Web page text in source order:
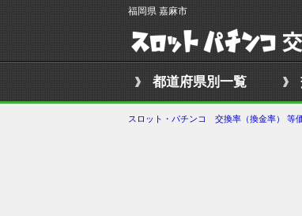
都道府県別一覧
スロット・パチンコ 交換率（換金率） 等
福岡県 嘉麻市